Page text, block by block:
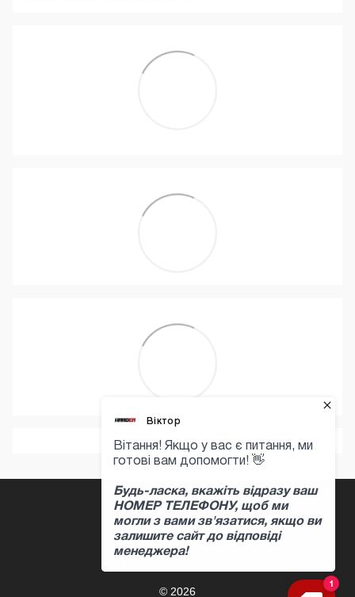
+380 97 397 04 47
Контактная информация
© 2026